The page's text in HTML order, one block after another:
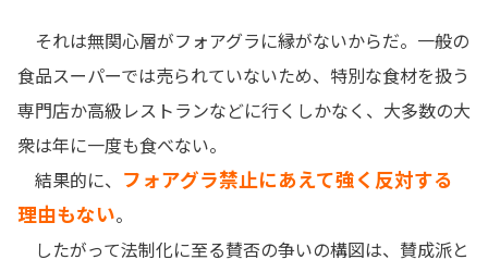
それは無関心層がフォアグラに縁がないからだ。一般の
食品スーパーでは売られていないため、特別な食材を扱う
専門店か高級レストランなどに行くしかなく、大多数の大
衆は年に一度も食べない。
結果的に、
フォアグラ禁止にあえて強く反対する
理由もない。
したがって法制化に至る賛否の争いの構図は、賛成派と